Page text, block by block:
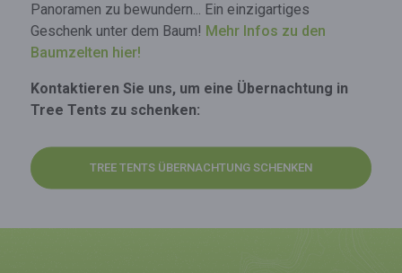
Panoramen zu bewundern... Ein einzigartiges
Geschenk unter dem Baum! Mehr Infos zu den
Baumzelten hier!
Kontaktieren Sie uns, um eine Übernachtung in
Tree Tents zu schenken:
TREE TENTS ÜBERNACHTUNG SCHENKEN